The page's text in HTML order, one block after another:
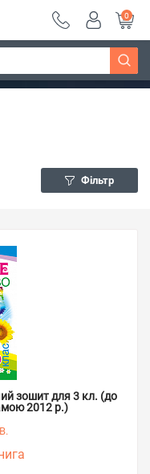
Дізнатись більше
0
Фільтр
зошит для 3 кл. (до
2012 р.)